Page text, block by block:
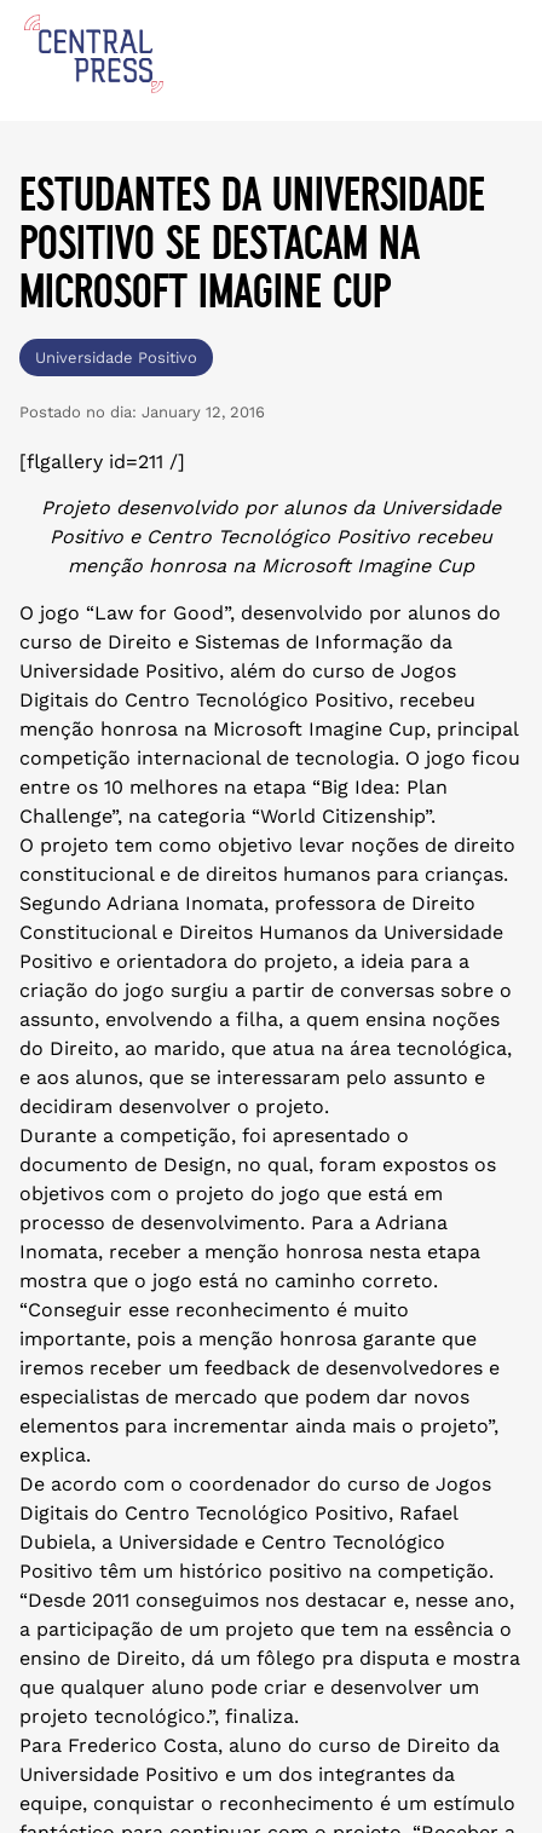
estudantes da universidade
positivo se destacam na
microsoft imagine cup
Universidade Positivo
Postado no dia: January 12, 2016
[flgallery id=211 /]
Projeto desenvolvido por alunos da Universidade
Positivo e Centro Tecnológico Positivo recebeu
menção honrosa na Microsoft Imagine Cup
O jogo “Law for Good”, desenvolvido por alunos do
curso de Direito e Sistemas de Informação da
Universidade Positivo, além do curso de Jogos
Digitais do Centro Tecnológico Positivo, recebeu
menção honrosa na Microsoft Imagine Cup, principal
competição internacional de tecnologia. O jogo ficou
entre os 10 melhores na etapa “Big Idea: Plan
Challenge”, na categoria “World Citizenship”.
O projeto tem como objetivo levar noções de direito
constitucional e de direitos humanos para crianças.
Segundo Adriana Inomata, professora de Direito
Constitucional e Direitos Humanos da Universidade
Positivo e orientadora do projeto, a ideia para a
criação do jogo surgiu a partir de conversas sobre o
assunto, envolvendo a filha, a quem ensina noções
do Direito, ao marido, que atua na área tecnológica,
e aos alunos, que se interessaram pelo assunto e
decidiram desenvolver o projeto.
Durante a competição, foi apresentado o
documento de Design, no qual, foram expostos os
objetivos com o projeto do jogo que está em
processo de desenvolvimento. Para a Adriana
Inomata, receber a menção honrosa nesta etapa
mostra que o jogo está no caminho correto.
“Conseguir esse reconhecimento é muito
importante, pois a menção honrosa garante que
iremos receber um feedback de desenvolvedores e
especialistas de mercado que podem dar novos
elementos para incrementar ainda mais o projeto”,
explica.
De acordo com o coordenador do curso de Jogos
Digitais do Centro Tecnológico Positivo, Rafael
Dubiela, a Universidade e Centro Tecnológico
Positivo têm um histórico positivo na competição.
“Desde 2011 conseguimos nos destacar e, nesse ano,
a participação de um projeto que tem na essência o
ensino de Direito, dá um fôlego pra disputa e mostra
que qualquer aluno pode criar e desenvolver um
projeto tecnológico.”, finaliza.
Para Frederico Costa, aluno do curso de Direito da
Universidade Positivo e um dos integrantes da
equipe, conquistar o reconhecimento é um estímulo